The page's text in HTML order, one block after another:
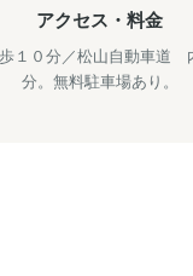
アクセス・料金
１０分／松山自動車道
分。無料駐車場あり。